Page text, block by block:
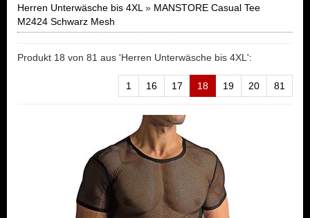
Herren Unterwäsche bis 4XL » MANSTORE Casual Tee
M2424 Schwarz Mesh
Produkt 18 von 81 aus 'Herren Unterwäsche bis 4XL':
1 16 17 18 19 20 81